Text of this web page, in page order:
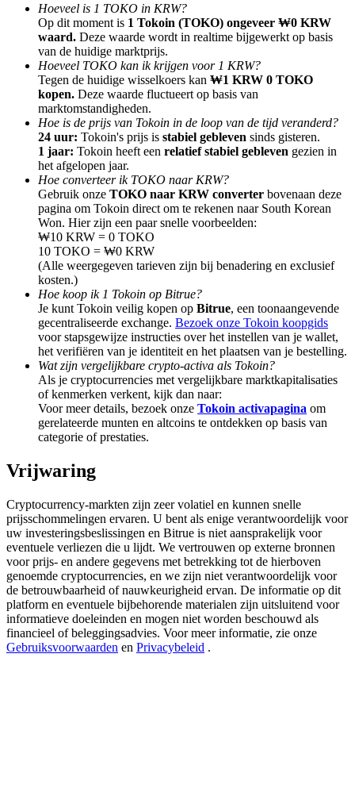
Doorverwijzing
Nodig een vriend uit om contante beloningen te ontvangen
BTC Welcome Rewards
BTC Welcome Rewards
Deposit & Trade BTC to Share 25000 USDT prize pool!
Deposit CASHCAT & Win
Exclusive for BitMart Users
Register & Trade to Win 500,000 USDT
Hoeveel is 1 TOKO in KRW?
Op dit moment is 1 Tokoin (TOKO) ongeveer ₩0 KRW
waard. Deze waarde wordt in realtime bijgewerkt op basis
van de huidige marktprijs.
Hoeveel TOKO kan ik krijgen voor 1 KRW?
Tegen de huidige wisselkoers kan ₩1 KRW 0 TOKO
kopen. Deze waarde fluctueert op basis van
marktomstandigheden.
Hoe is de prijs van Tokoin in de loop van de tijd veranderd?
24 uur: Tokoin's prijs is stabiel gebleven sinds gisteren.
1 jaar: Tokoin heeft een relatief stabiel gebleven gezien in
het afgelopen jaar.
Hoe converteer ik TOKO naar KRW?
Gebruik onze TOKO naar KRW converter bovenaan deze
pagina om Tokoin direct om te rekenen naar South Korean
Won. Hier zijn een paar snelle voorbeelden:
₩10 KRW = 0 TOKO
10 TOKO = ₩0 KRW
(Alle weergegeven tarieven zijn bij benadering en exclusief
kosten.)
Hoe koop ik 1 Tokoin op Bitrue?
Je kunt Tokoin veilig kopen op Bitrue, een toonaangevende
gecentraliseerde exchange. Bezoek onze Tokoin koopgids
voor stapsgewijze instructies over het instellen van je wallet,
het verifiëren van je identiteit en het plaatsen van je bestelling.
Wat zijn vergelijkbare crypto-activa als Tokoin?
Als je cryptocurrencies met vergelijkbare marktkapitalisaties
of kenmerken verkent, kijk dan naar:
Voor meer details, bezoek onze Tokoin activapagina om
gerelateerde munten en altcoins te ontdekken op basis van
categorie of prestaties.
Vrijwaring
Cryptocurrency-markten zijn zeer volatiel en kunnen snelle
prijsschommelingen ervaren. U bent als enige verantwoordelijk voor
uw investeringsbeslissingen en Bitrue is niet aansprakelijk voor
eventuele verliezen die u lijdt. We vertrouwen op externe bronnen
voor prijs- en andere gegevens met betrekking tot de hierboven
genoemde cryptocurrencies, en we zijn niet verantwoordelijk voor
de betrouwbaarheid of nauwkeurigheid ervan. De informatie op dit
platform en eventuele bijbehorende materialen zijn uitsluitend voor
informatieve doeleinden en mogen niet worden beschouwd als
financieel of beleggingsadvies. Voor meer informatie, zie onze
Gebruiksvoorwaarden en Privacybeleid .